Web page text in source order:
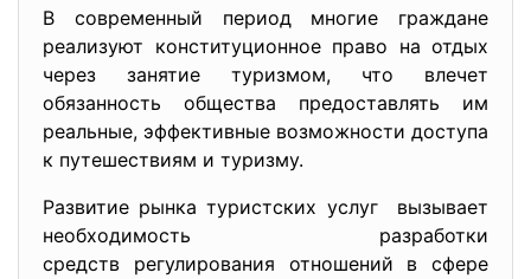
В современный период многие граждане
реализуют конституционное право на отдых
через занятие туризмом, что влечет
обязанность общества предоставлять им
реальные, эффективные возможности доступа
к путешествиям и туризму.
Развитие рынка туристских услуг вызывает
необходимость разработки
средств регулирования отношений в сфере